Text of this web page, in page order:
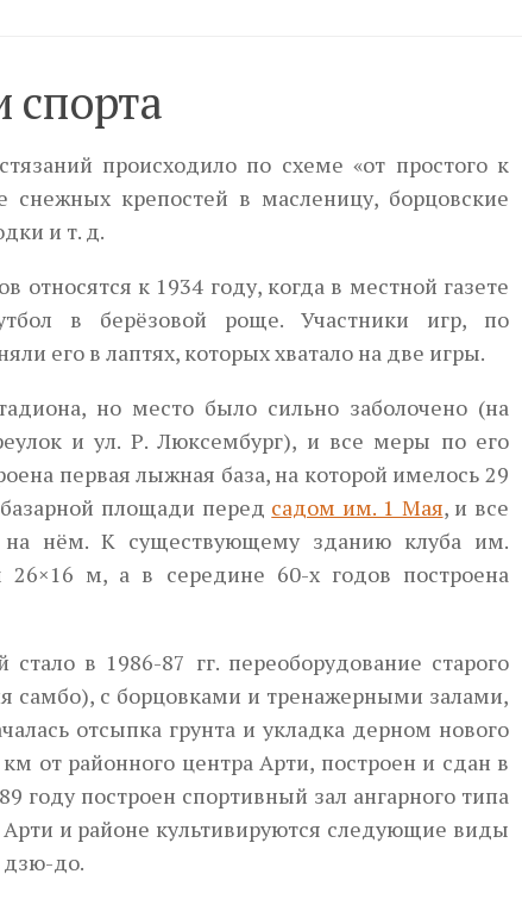
спорта
происходило по схеме «от простого к
снежных крепостей в масленицу, борцов­ские
и т. д.
к 1934 году, когда в местной газете
в берёзовой роще. Участники игр, по
его в лаптях, которых хватало на две игры.
но место было сильно заболочено (на
и ул. Р. Люксембург), и все меры по его
первая лыжная база, на которой имелось 29
площади перед садом им. 1 Мая, и все
на нём. К существующему зданию клуба им.
26×16 м, а в середине 60-х годов построена
в 1986-87 гг. переоборудование старого
с борцовками и тренажерными залами,
отсыпка грунта и укладка дерном нового
от районного центра Арти, построен и сдан в
году построен спортивный зал ангарного типа
и районе культивируются следу­ющие виды
дзю-до.
Next